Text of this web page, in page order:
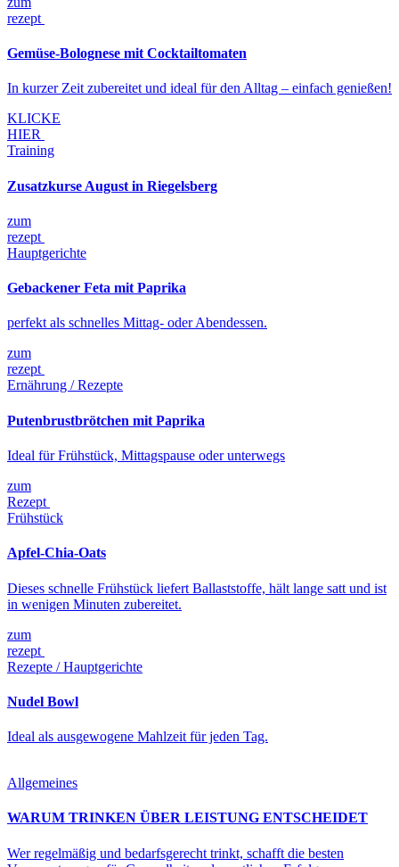
rezept
Gemüse-Bolognese mit Cocktailtomaten
In kurzer Zeit zubereitet und ideal für den Alltag – einfach genießen!
KLICKE
HIER
Training
Zusatzkurse August in Riegelsberg
zum
rezept
Hauptgerichte
Gebackener Feta mit Paprika
perfekt als schnelles Mittag- oder Abendessen.
zum
rezept
Ernährung / Rezepte
Putenbrustbrötchen mit Paprika
Ideal für Frühstück, Mittagspause oder unterwegs
zum
Rezept
Frühstück
Apfel-Chia-Oats
Dieses schnelle Frühstück liefert Ballaststoffe, hält lange satt und ist
in wenigen Minuten zubereitet.
zum
rezept
Rezepte / Hauptgerichte
Nudel Bowl
Ideal als ausgewogene Mahlzeit für jeden Tag.
Allgemeines
WARUM TRINKEN ÜBER LEISTUNG ENTSCHEIDET
Wer regelmäßig und bedarfsgerecht trinkt, schafft die besten